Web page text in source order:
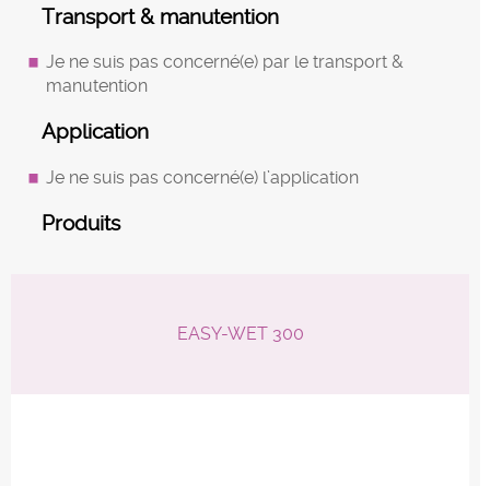
Transport & manutention
Je ne suis pas concerné(e) par le transport &
manutention
Application
Je ne suis pas concerné(e) l’application
Produits
EASY-WET 300